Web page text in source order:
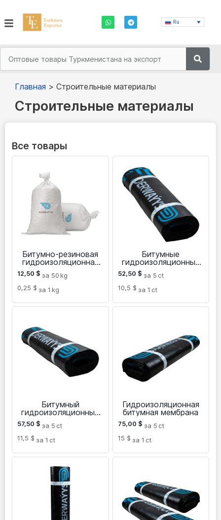
Ru
Главная > Строительные материалы
Строительные материалы
Все товары
Битумно-резиновая
гидроизоляционная
12,50 $ за 50 kg
0,25 $ за 1 kg
Битумные
гидроизоляционные
материалы Izogam
52,50 $ за 5 ct
10,5 $ за 1 ct
Битумный
гидроизоляционный
материал Изогам
57,50 $ за 5 ct
11,5 $ за 1 ct
Гидроизоляционная
битумная мембрана
75,00 $ за 5 ct
15 $ за 1 ct